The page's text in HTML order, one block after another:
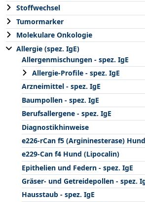
Stoffwechsel
Tumormarker
Molekulare Onkologie
Allergie (spez. IgE)
Allergenmischungen - spez. IgE
Allergie-Profile - spez. IgE
Arzneimittel - spez. IgE
Baumpollen - spez. IgE
Berufsallergene - spez. IgE
Diagnostikhinweise
e226-rCan f5 (Argininesterase)
e229-Can f4 Hund (Lipocalin)
Epithelien und Federn - spez. IgE
Gräser- und Getreidepollen - spez.
Hausstaub - spez. IgE